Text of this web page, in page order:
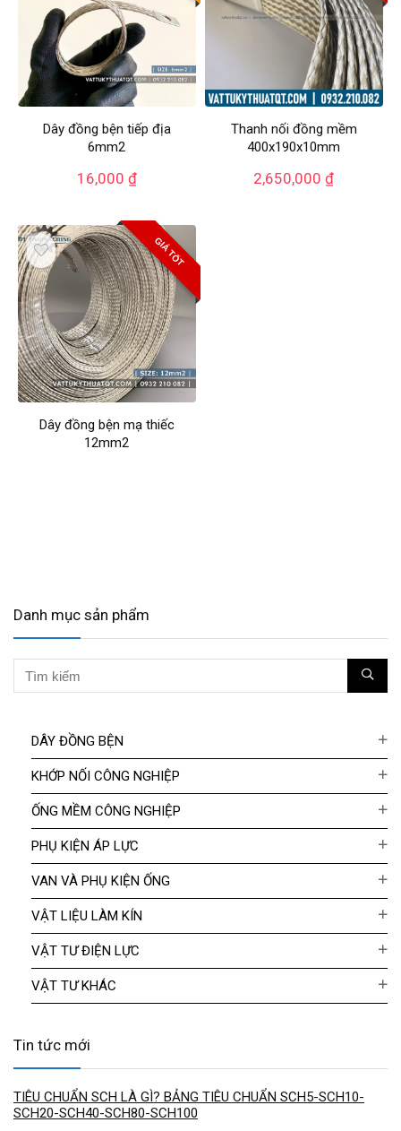
Dây đồng bện tiếp địa
6mm2
16,000 ₫
Thanh nối đồng mềm
400x190x10mm
2,650,000₫
GIÁ TỐT
Dây đồng bện mạ thiếc
12mm2
Danh mục sản phẩm
DÂY ĐỒNG BỆN
KHỚP NỐI CÔNG NGHIỆP
ỐNG MỀM CÔNG NGHIỆP
PHỤ KIỆN ÁP LỰC
VAN VÀ PHỤ KIỆN ỐNG
VẬT LIỆU LÀM KÍN
VẬT TƯ ĐIỆN LỰC
VẬT TƯ KHÁC
Tin tức mới
TIÊU CHUẨN SCH LÀ GÌ? BẢNG TIÊU CHUẨN SCH5-SCH10-
SCH20-SCH40-SCH80-SCH100